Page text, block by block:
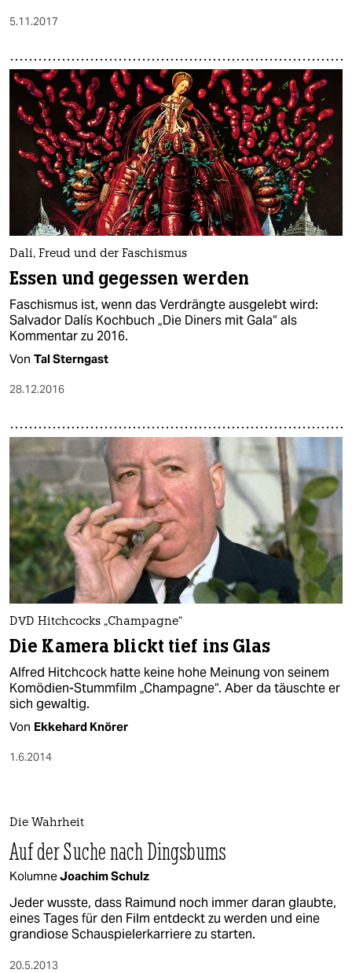
5.11.2017
Dalí, Freud und der Faschismus
Essen und gegessen werden
Faschismus ist, wenn das Verdrängte ausgelebt wird:
Salvador Dalís Kochbuch „Die Diners mit Gala“ als
Kommentar zu 2016.
Von Tal Sterngast
28.12.2016
DVD Hitchcocks „Champagne“
Die Kamera blickt tief ins Glas
Alfred Hitchcock hatte keine hohe Meinung von seinem
Komödien-Stummfilm „Champagne“. Aber da täuschte er
sich gewaltig.
Von Ekkehard Knörer
1.6.2014
Die Wahrheit
Auf der Suche nach Dingsbums
KolumneJoachim Schulz
Jeder wusste, dass Raimund noch immer daran glaubte,
eines Tages für den Film entdeckt zu werden und eine
grandiose Schauspielerkarriere zu starten.
20.5.2013